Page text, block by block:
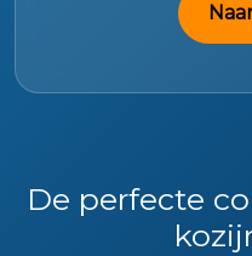
De perfecte